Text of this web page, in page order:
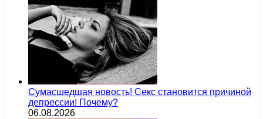
Сумасшедшая новость! Секс становится причиной
депрессии! Почему?
06.08.2026